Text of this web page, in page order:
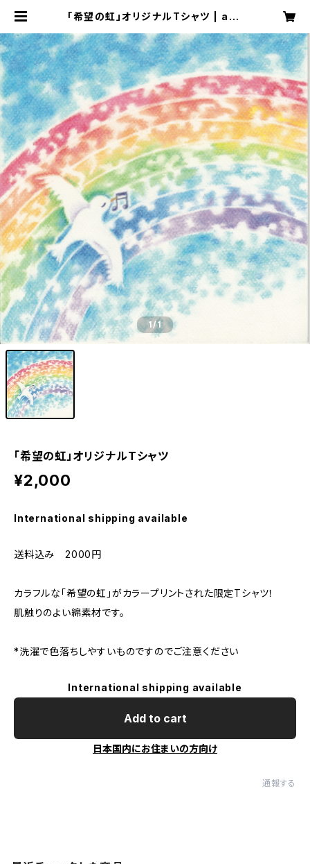
「希望の虹」オリジナルTシャツ | aya
1/1
「希望の虹」オリジナルTシャツ
¥2,000
International shipping available
送料込み 2000円
カラフルな「希望の虹」がカラープリントされた限定Tシャツ！
肌触りのよい綿素材です。
*洗濯で色落ちしやすいものですのでご注意ください
International shipping available
Add to cart
日本国内にお住まいの方向け
通報する